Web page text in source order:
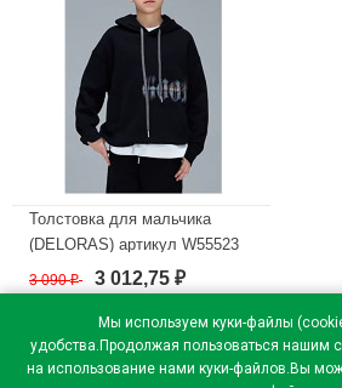
Мы используем куки-файлы
удобства.Продолжая пользоваться нашим
на использование нами куки-файлов.Вы
Толстовка для мальчика
(DELORAS) артикул W55523
размер 34/134-44/164 цвет
черный
В наличии
3 090₽ 3 012,75 ₽